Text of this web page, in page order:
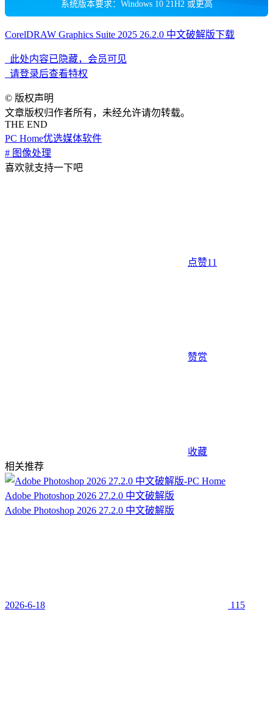
系统版本要求：Windows 10 21H2 或更高
CorelDRAW Graphics Suite 2025 26.2.0 中文破解版下载
此处内容已隐藏，会员可见
请登录后查看特权
© 版权声明
文章版权归作者所有，未经允许请勿转载。
THE END
PC Home优选媒体软件
# 图像处理
喜欢就支持一下吧
点赞11
赞赏
收藏
相关推荐
Adobe Photoshop 2026 27.2.0 中文破解版
Adobe Photoshop 2026 27.2.0 中文破解版
2026-6-18 115